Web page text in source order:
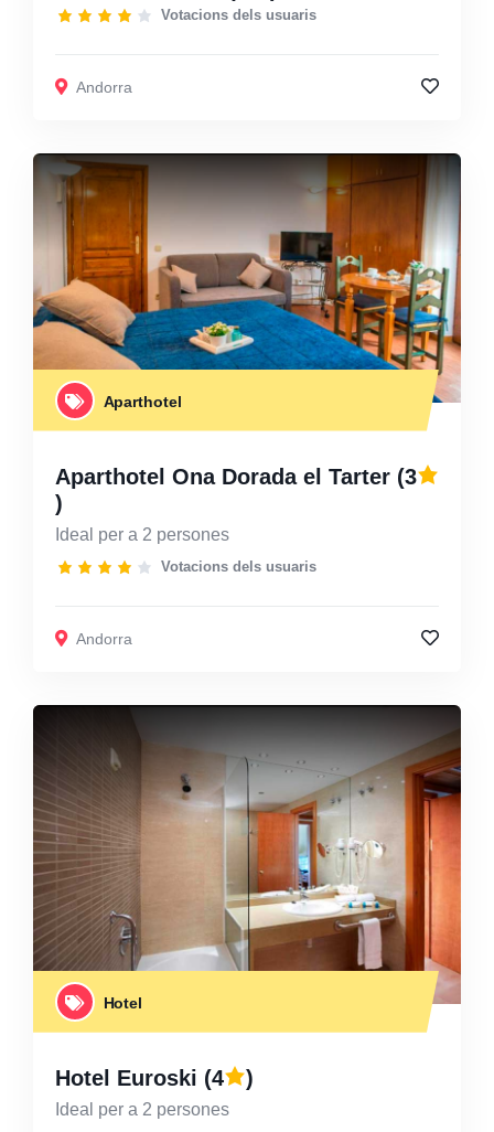
Votacions dels usuaris
Andorra
Aparthotel
Aparthotel Ona Dorada el Tarter (3
)
Ideal per a 2 persones
Votacions dels usuaris
Andorra
Hotel
Hotel Euroski (4 )
Ideal per a 2 persones